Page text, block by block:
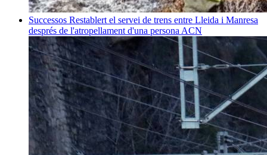
Successos Restablert el servei de trens entre Lleida i Manresa
després de l'atropellament d'una persona ACN